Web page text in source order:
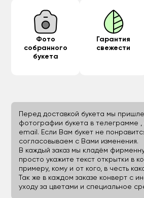
Фото
собранного
букета
Гарантия
свежести
Перед доставкой букета мы
фотографии букета в телеграмме ,
email. Если Вам букет не
согласовываем с Вами изменения.
В каждый заказ мы кладём
просто укажите текст открытки в
примеру, кому и от кого, в честь
Так же в каждом заказе конверт с
уходу за цветами и специальное